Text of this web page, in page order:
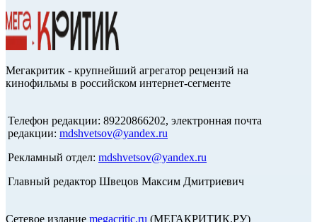
Мегакритик - крупнейший агрегатор рецензий на
кинофильмы в российском интернет-сегменте
Телефон редакции: 89220866202, электронная почта
редакции: mdshvetsov@yandex.ru
Рекламный отдел: mdshvetsov@yandex.ru
Главный редактор Швецов Максим Дмитриевич
Сетевое издание megacritic.ru (МЕГАКРИТИК.РУ)